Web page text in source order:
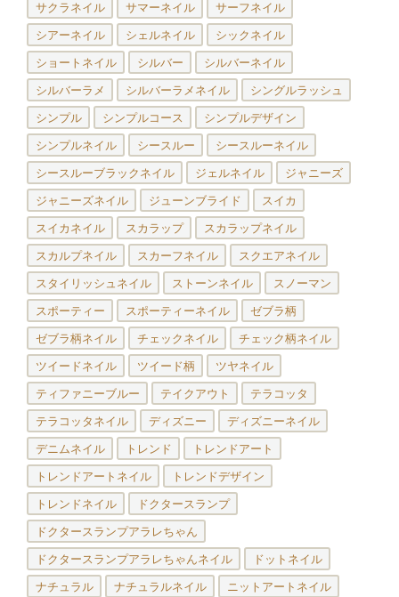
サクラネイル サマーネイル サーフネイル
シアーネイル シェルネイル シックネイル
ショートネイル シルバー シルバーネイル
シルバーラメ シルバーラメネイル シングルラッシュ
シンプル シンプルコース シンプルデザイン
シンプルネイル シースルー シースルーネイル
シースルーブラックネイル ジェルネイル ジャニーズ
ジャニーズネイル ジューンブライド スイカ
スイカネイル スカラップ スカラップネイル
スカルプネイル スカーフネイル スクエアネイル
スタイリッシュネイル ストーンネイル スノーマン
スポーティー スポーティーネイル ゼブラ柄
ゼブラ柄ネイル チェックネイル チェック柄ネイル
ツイードネイル ツイード柄 ツヤネイル
ティファニーブルー テイクアウト テラコッタ
テラコッタネイル ディズニー ディズニーネイル
デニムネイル トレンド トレンドアート
トレンドアートネイル トレンドデザイン
トレンドネイル ドクタースランプ
ドクタースランプアラレちゃん
ドクタースランプアラレちゃんネイル ドットネイル
ナチュラル ナチュラルネイル ニットアートネイル